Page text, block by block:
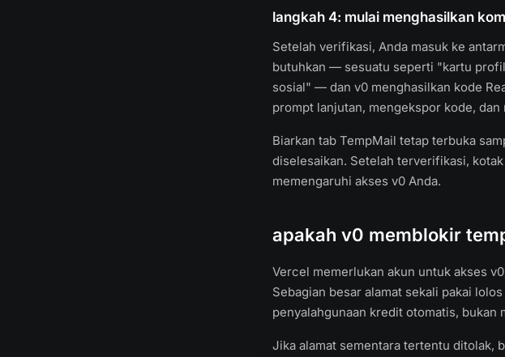
langkah 4: mulai menghasilkan
Setelah verifikasi, Anda masuk ke
butuhkan — sesuatu seperti "kartu
sosial" — dan v0 menghasilkan kode
prompt lanjutan, mengekspor kode,
Biarkan tab TempMail tetap terbuka
diselesaikan. Setelah terverifikasi,
memengaruhi akses v0 Anda.
apakah v0 memblokir
Vercel memerlukan akun untuk akses
Sebagian besar alamat sekali pakai
penyalahgunaan kredit otomatis, bukan
Jika alamat sementara tertentu ditolak,